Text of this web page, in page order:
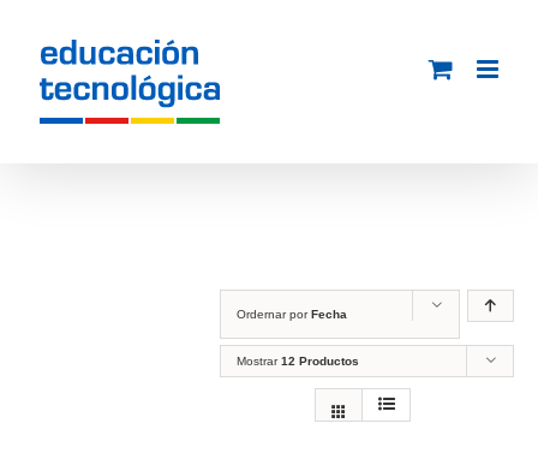
contenido
Ordernar porFecha
Mostrar12 Productos